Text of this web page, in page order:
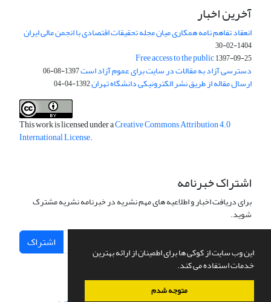
این وب سایت از کوکی ها برای اطمینان از ارائه بهترین
خدمات استفاده می کند.
متوجه شدم
آخرین اخبار
انعقاد تفاهم نامه همکاری میان مجله تحقیقات اقتصادی با انجمن مالی ایران
1404-02-30
Free access to the public1397-09-25
دسترسی آزاد به مقالات در سایت برای عموم آزاد است1397-08-06
ارسال مقاله از طریق نشر الکترونیکی دانشگاه تهران1392-04-04
This work is licensed under aCreative Commons Attribution 4.0
International License.
اشتراک خبرنامه
برای دریافت اخبار و اطلاعیه های مهم نشریه در خبرنامه نشریه مشترک
شوید.
اشتراک